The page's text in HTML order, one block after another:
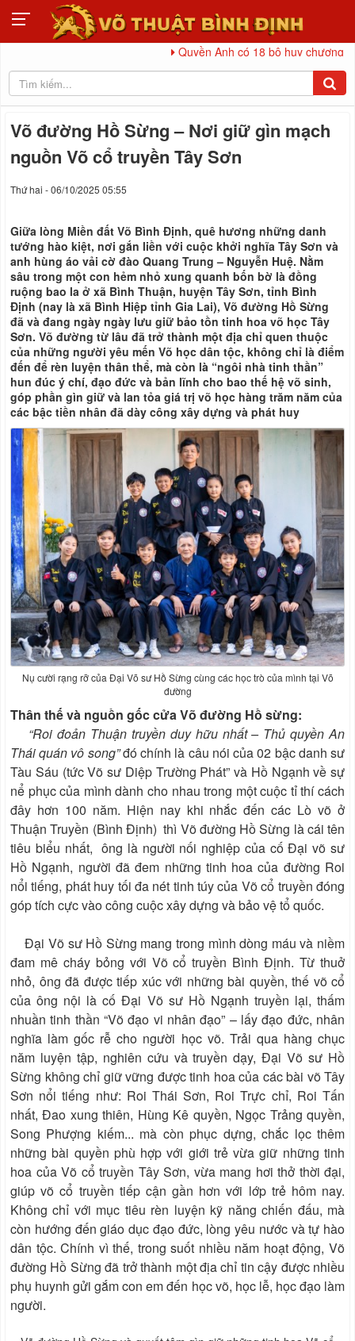
Quyền Anh có 18 bộ huy chương tại
Võ đường Hồ Sừng – Nơi giữ gìn mạch
nguồn Võ cổ truyền Tây Sơn
Thứ hai - 06/10/2025 05:55
Giữa lòng Miền đất Võ Bình Định, quê hương những danh
tướng hào kiệt, nơi gắn liền với cuộc khởi nghĩa Tây Sơn và
anh hùng áo vải cờ đào Quang Trung – Nguyễn Huệ. Nằm
sâu trong một con hẻm nhỏ xung quanh bốn bờ là đồng
ruộng bao la ở xã Bình Thuận, huyện Tây Sơn, tỉnh Bình
Định (nay là xã Bình Hiệp tỉnh Gia Lai), Võ đường Hồ Sừng
đã và đang ngày ngày lưu giữ bảo tồn tinh hoa võ học Tây
Sơn. Võ đường từ lâu đã trở thành một địa chỉ quen thuộc
của những người yêu mến Võ học dân tộc, không chỉ là điểm
đến để rèn luyện thân thể, mà còn là “ngôi nhà tinh thần”
hun đúc ý chí, đạo đức và bản lĩnh cho bao thế hệ võ sinh,
góp phần gìn giữ và lan tỏa giá trị võ học hàng trăm năm của
các bậc tiền nhân đã dày công xây dựng và phát huy
Nụ cười rạng rỡ của Đại Võ sư Hồ Sừng cùng các học trò của mình tại Võ
đường
Thân thế và nguồn gốc cửa Võ đường Hồ sừng:
“Roi đoản Thuận truyền duy hữu nhất – Thủ quyền An
Thái quán vô song”đó chính là câu nói của 02 bậc danh sư
Tàu Sáu (tức Võ sư Diệp Trường Phát” và Hồ Ngạnh về sự
nể phục của mình dành cho nhau trong một cuộc tỉ thí cách
đây hơn 100 năm. Hiện nay khi nhắc đến các Lò võ ở
Thuận Truyền (Bình Định) thì Võ đường Hồ Sừng là cái tên
tiêu biểu nhất, ông là người nối nghiệp của cố Đại võ sư
Hồ Ngạnh, người đã đem những tinh hoa của đường Roi
nổi tiếng, phát huy tối đa nét tinh túy của Võ cổ truyền đóng
góp tích cực vào công cuộc xây dựng và bảo vệ tổ quốc.
Đại Võ sư Hồ Sừng mang trong mình dòng máu và niềm
đam mê cháy bỏng với Võ cổ truyền Bình Định. Từ thuở
nhỏ, ông đã được tiếp xúc với những bài quyền, thế võ cổ
của ông nội là cố Đại Võ sư Hồ Ngạnh truyền lại, thấm
nhuần tinh thần “Võ đạo vi nhân đạo” – lấy đạo đức, nhân
nghĩa làm gốc rễ cho người học võ. Trải qua hàng chục
năm luyện tập, nghiên cứu và truyền dạy, Đại Võ sư Hồ
Sừng không chỉ giữ vững được tinh hoa của các bài võ Tây
Sơn nổi tiếng như: Roi Thái Sơn, Roi Trực chỉ, Roi Tấn
nhất, Đao xung thiên, Hùng Kê quyền, Ngọc Trảng quyền,
Song Phượng kiếm... mà còn phục dựng, chắc lọc thêm
những bài quyền phù hợp với giới trẻ vừa giữ những tinh
hoa của Võ cổ truyền Tây Sơn, vừa mang hơi thở thời đại,
giúp võ cổ truyền tiếp cận gần hơn với lớp trẻ hôm nay.
Không chỉ với mục tiêu rèn luyện kỹ năng chiến đấu, mà
còn hướng đến giáo dục đạo đức, lòng yêu nước và tự hào
dân tộc. Chính vì thế, trong suốt nhiều năm hoạt động, Võ
đường Hồ Sừng đã trở thành một địa chỉ tin cậy được nhiều
phụ huynh gửi gắm con em đến học võ, học lễ, học đạo làm
người.